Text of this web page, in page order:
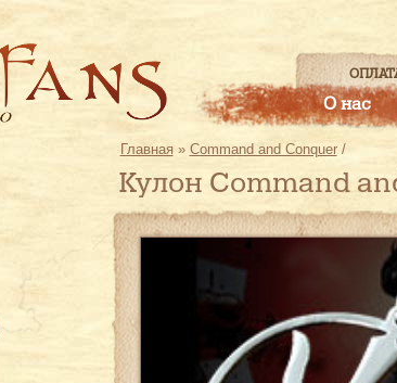
О нас
Главная » Command and Conquer/
Кулон Command